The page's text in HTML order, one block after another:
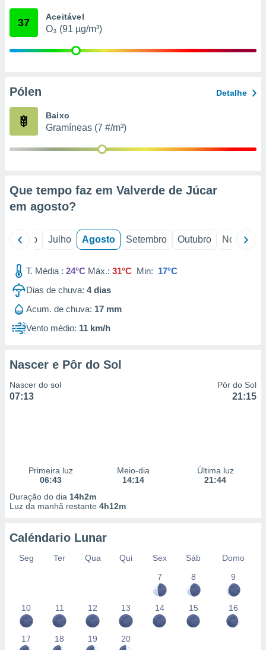
através
estudos
1199
37 Aceitável
O₃ (91 µg/m³)
Pólen Detalhe
Baixo
Gramíneas (7 #/m³)
Que tempo faz em Valverde de Júcar
em agosto?
Junho Julho Agosto Setembro Outubro Novembro
T. Média : 24°C Máx.: 31°C Min: 17°C
Dias de chuva: 4dias
Acum. de chuva: 17 mm
Vento médio: 11 km/h
Nascer e Pôr do Sol
Nascer do sol
07:13
Pôr do Sol
21:15
Primeira luz
06:43
Meio-dia
14:14
Última luz
21:44
Duração do dia 14h2m
Luz da manhã restante 4h12m
Caléndario Lunar
Seg Ter Qua Qui Sex Sáb
Domo
7
8 9
10 11 12 13 14 15 16
17 18 19 20